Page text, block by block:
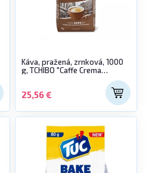
Káva, pražená, zrnková, 1000
g, TCHIBO "Caffe Crema
25,56 €